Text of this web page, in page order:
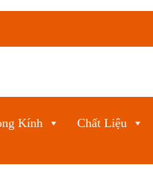
Kính Chất Liệu